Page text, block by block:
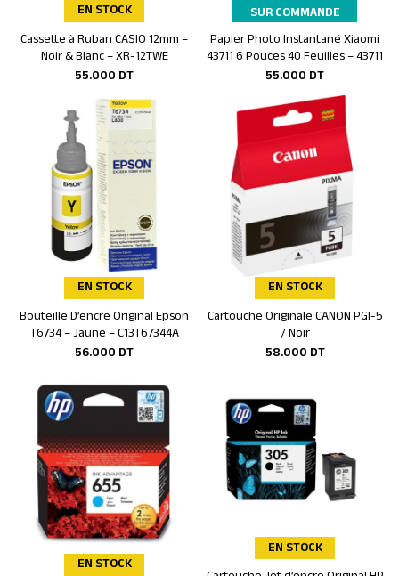
EN STOCK
Ajouter au panier
Cassette à Ruban CASIO 12mm –
Noir & Blanc – XR-12TWE
55.000 DT
SUR COMMANDE
Ajouter au panier
Papier Photo Instantané Xiaomi
43711 6 Pouces 40 Feuilles – 43711
55.000 DT
EN STOCK
Ajouter au panier
Bouteille D’encre Original Epson
T6734 – Jaune – C13T67344A
56.000 DT
EN STOCK
Ajouter au panier
Cartouche Originale CANON PGI-5
/ Noir
58.000 DT
EN STOCK
EN STOCK